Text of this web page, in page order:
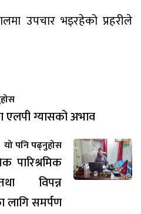
उपचार भइरहेको प्रहरीले
एलपी ग्यासको अभाव
यो पनि पढ्नुहोस
पारिश्रमिक
विपन्न
लागि समर्पण